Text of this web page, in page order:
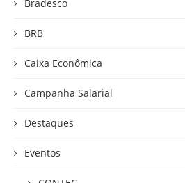
Bradesco
BRB
Caixa Econômica
Campanha Salarial
Destaques
Eventos